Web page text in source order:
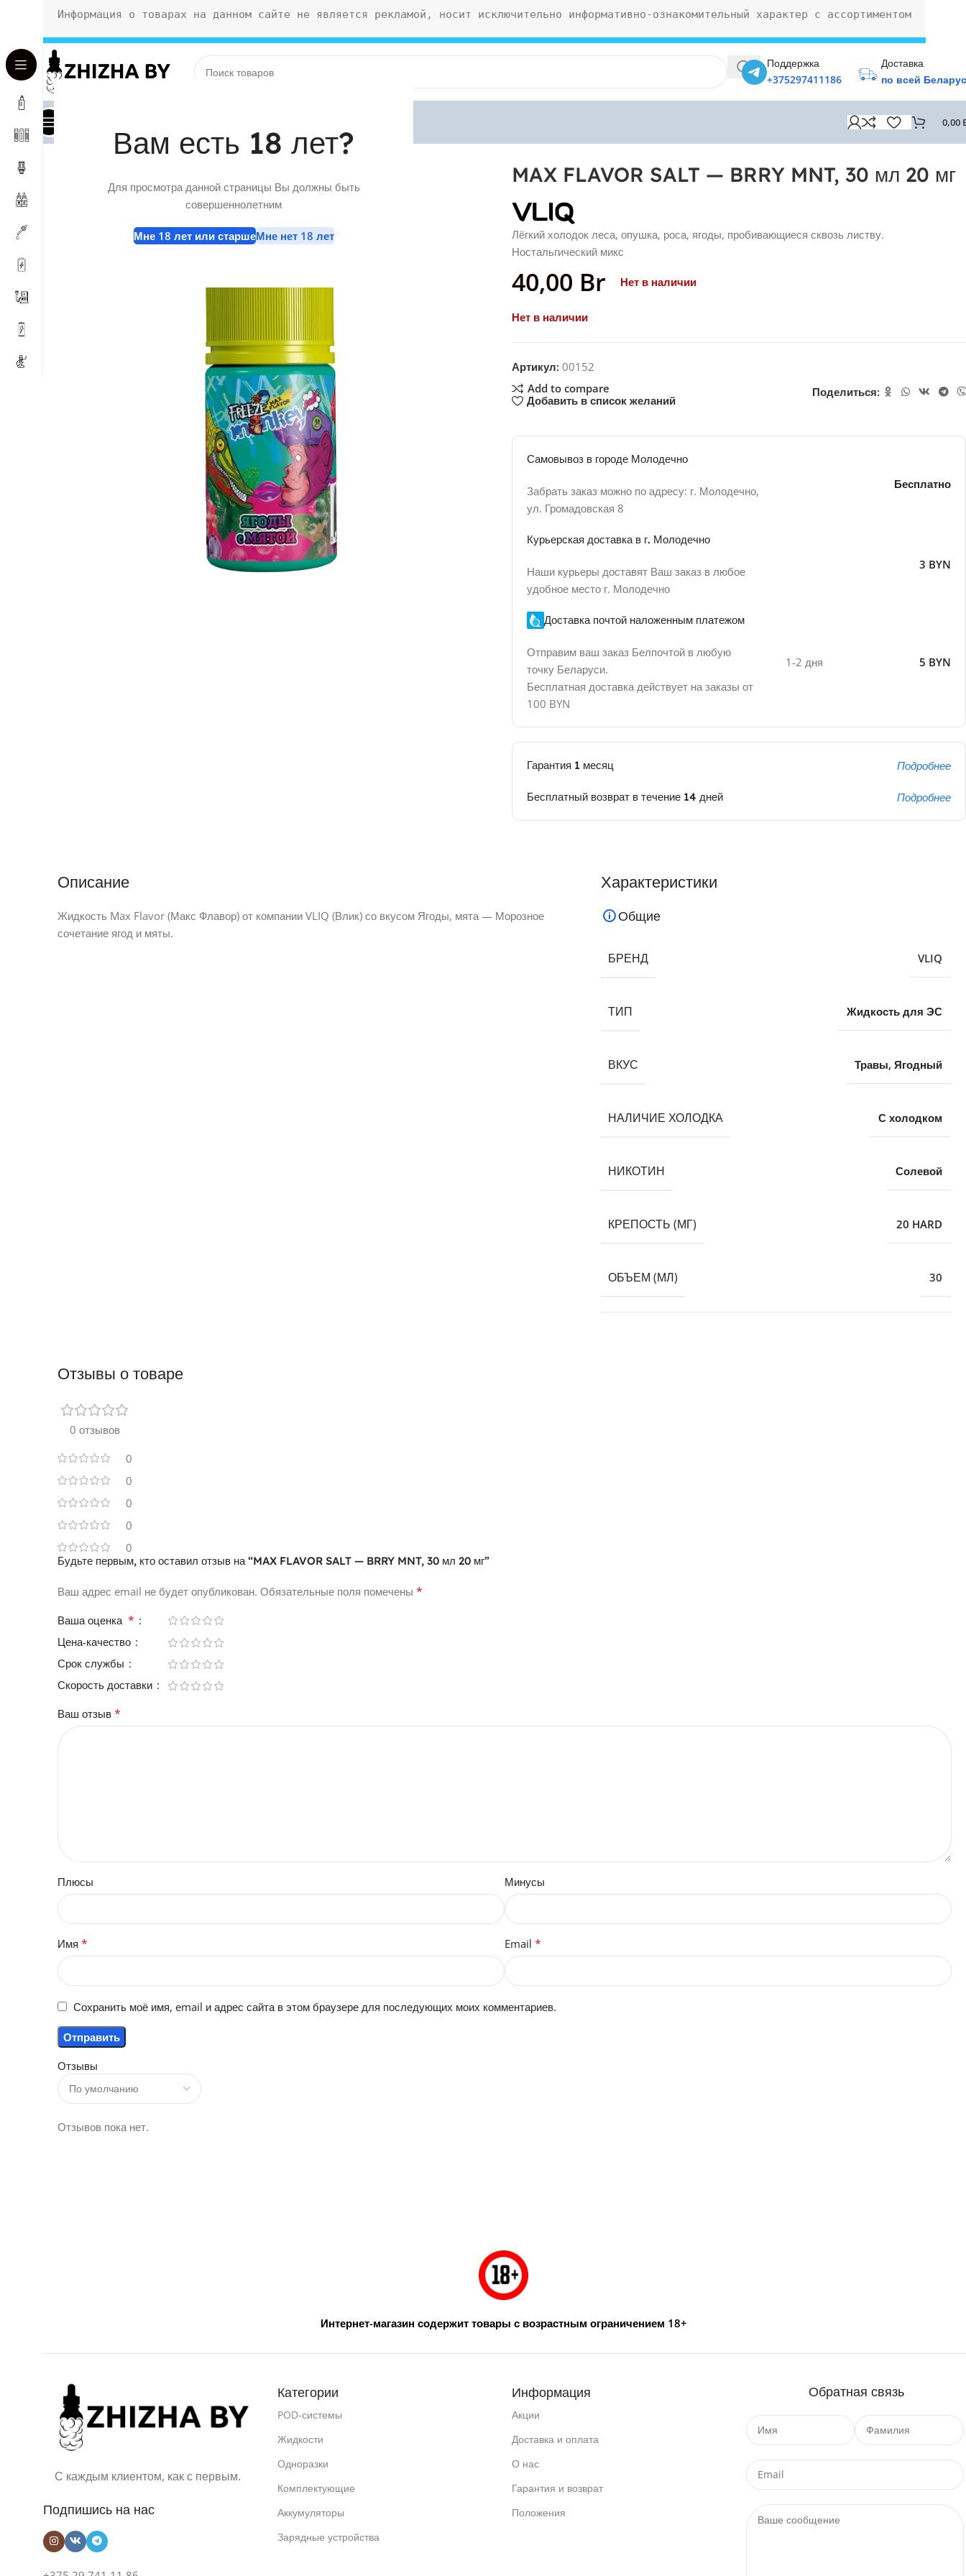
Вам есть 18 лет?
Для просмотра данной страницы Вы должны быть
совершеннолетним
Мне 18 лет или старшеМне нет 18 лет
Поддержка
+375297411186
Доставка
по всей
0,00
Главная Магазин»MAX FLAVOR SALT — BRRY MNT, 30 мл 20 мг
MAX FLAVOR SALT — BRRY MNT, 30 мл 20 мг
Лёгкий холодок леса, опушка, роса, ягоды, пробивающиеся сквозь листву.
Ностальгический микс
40,00 Br Нет в наличии
Нет в наличии
Артикул: 00152
Add to compare
Добавить в список желаний
Поделиться:
Самовывоз в городе Молодечно
Забрать заказ можно по адресу: г. Молодечно,
ул. Громадовская 8
Бесплатно
Курьерская доставка в г. Молодечно
Наши курьеры доставят Ваш заказ в любое
удобное место г. Молодечно
3 BYN
Доставка почтой наложенным платежом
Отправим ваш заказ Белпочтой в любую
точку Беларуси.
Бесплатная доставка действует на заказы от
100 BYN
1-2 дня 5 BYN
Гарантия 1 месяц Подробнее
Бесплатный возврат в течение 14 дней Подробнее
Описание
Жидкость Max Flavor (Макс Флавор) от компании VLIQ (Влик) со вкусом Ягоды, мята — Морозное
сочетание ягод и мяты.
Характеристики
Общие
БРЕНД VLIQ
ТИП Жидкость для ЭС
ВКУС Травы,Ягодный
НАЛИЧИЕ ХОЛОДКА С холодком
НИКОТИН Солевой
КРЕПОСТЬ (МГ) 20 HARD
ОБЪЕМ (МЛ) 30
Отзывы о товаре
0 отзывов
0
0
0
0
0
Отзывы
Отзывов пока нет.
Будьте первым, кто оставил отзыв на “MAX FLAVOR SALT — BRRY MNT, 30 мл 20 мг”
Ваш адрес email не будет опубликован. Обязательные поля помечены *
Ваша оценка *
Цена-качество
Срок службы
Скорость доставки
Ваш отзыв *
Плюсы Минусы
Имя * Email *
Сохранить моё имя, email и адрес сайта в этом браузере для последующих моих комментариев.
Интернет-магазин содержит товары с возрастным ограничением 18+
С каждым клиентом, как с первым.
Подпишись на нас
Категории
POD-системы
Жидкости
Одноразки
Комплектующие
Аккумуляторы
Зарядные устройства
Информация
Акции
Доставка и оплата
О нас
Гарантия и возврат
Положения
Обратная связь
Информация о товарах на данном сайте не является рекламой, носит исключительно информативно-ознакомительный характер с ассортиментом